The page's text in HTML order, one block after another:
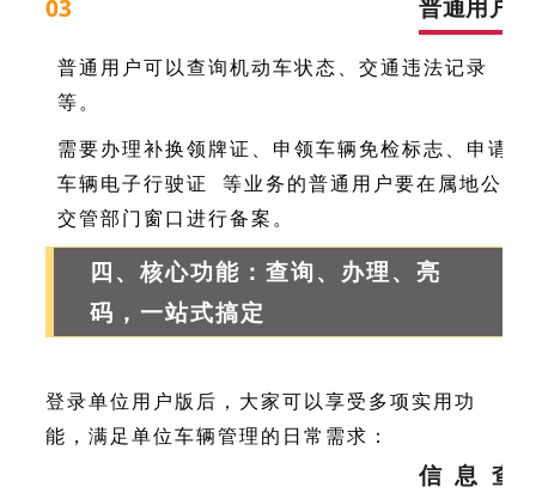
03 普通用户
普通用户可以查询机动车状态、交通违法记录
等。
需要办理补换领牌证、申领车辆免检标志、申请
车辆电子行驶证
等业务的普通用户要在属地公安
交管部门窗口进行备案。
四、核心功能：查询、办理、亮
码，一站式搞定
登录单位用户版后，大家可以享受多项实用功
能，满足单位车辆管理的日常需求：
信息查